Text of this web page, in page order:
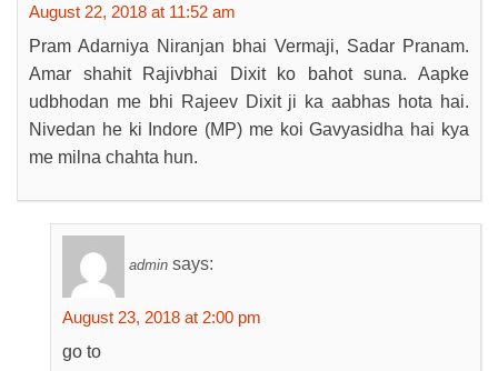
August 22, 2018 at 11:52 am
Pram Adarniya Niranjan bhai Vermaji, Sadar Pranam.
Amar shahit Rajivbhai Dixit ko bahot suna. Aapke
udbhodan me bhi Rajeev Dixit ji ka aabhas hota hai.
Nivedan he ki Indore (MP) me koi Gavyasidha hai kya
me milna chahta hun.
admin says:
August 23, 2018 at 2:00 pm
go to